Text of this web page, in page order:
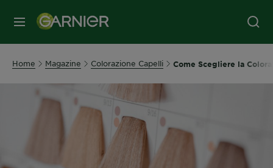
MENU
Home Magazine Colorazione Capelli Come Scegliere la